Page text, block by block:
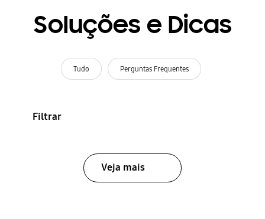
Soluções e Dicas
Tudo Perguntas Frequentes
Filtrar
Veja mais